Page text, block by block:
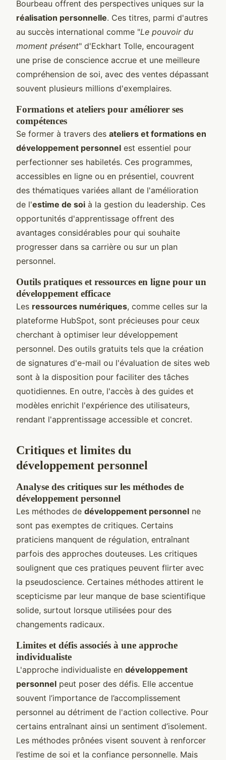
Bourbeau offrent des perspectives uniques sur la
réalisation personnelle. Ces titres, parmi d'autres
au succès international comme "Le pouvoir du
moment présent" d'Eckhart Tolle, encouragent
une prise de conscience accrue et une meilleure
compréhension de soi, avec des ventes dépassant
souvent plusieurs millions d'exemplaires.
Formations et ateliers pour améliorer ses
compétences
Se former à travers des ateliers et formations en
développement personnel est essentiel pour
perfectionner ses habiletés. Ces programmes,
accessibles en ligne ou en présentiel, couvrent
des thématiques variées allant de l'amélioration
de l'estime de soi à la gestion du leadership. Ces
opportunités d'apprentissage offrent des
avantages considérables pour qui souhaite
progresser dans sa carrière ou sur un plan
personnel.
Outils pratiques et ressources en ligne pour un
développement efficace
Les ressources numériques, comme celles sur la
plateforme HubSpot, sont précieuses pour ceux
cherchant à optimiser leur développement
personnel. Des outils gratuits tels que la création
de signatures d'e-mail ou l'évaluation de sites web
sont à la disposition pour faciliter des tâches
quotidiennes. En outre, l'accès à des guides et
modèles enrichit l'expérience des utilisateurs,
rendant l'apprentissage accessible et concret.
Critiques et limites du
développement personnel
Analyse des critiques sur les méthodes de
développement personnel
Les méthodes de développement personnel ne
sont pas exemptes de critiques. Certains
praticiens manquent de régulation, entraînant
parfois des approches douteuses. Les critiques
soulignent que ces pratiques peuvent flirter avec
la pseudoscience. Certaines méthodes attirent le
scepticisme par leur manque de base scientifique
solide, surtout lorsque utilisées pour des
changements radicaux.
Limites et défis associés à une approche
individualiste
L'approche individualiste en développement
personnel peut poser des défis. Elle accentue
souvent l’importance de l’accomplissement
personnel au détriment de l'action collective. Pour
certains entraînant ainsi un sentiment d’isolement.
Les méthodes prônées visent souvent à renforcer
l’estime de soi et la confiance personnelle. Mais